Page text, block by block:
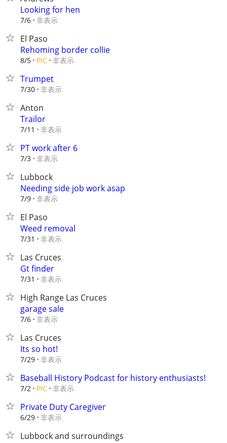
Looking for hen
7/6 非表示
El Paso
Rehoming border collie
8/5 PIC 非表示
Trumpet
7/30 非表示
Anton
Trailor
7/11 非表示
PT work after 6
7/3 非表示
Lubbock
Needing side job work asap
7/9 非表示
El Paso
Weed removal
7/31 非表示
Las Cruces
Gt finder
7/31 非表示
High Range Las Cruces
garage sale
7/6 非表示
Las Cruces
Its so hot!
7/29 非表示
Baseball History Podcast for history enthusiasts!
7/2 PIC 非表示
Private Duty Caregiver
6/29 非表示
Lubbock and surroundings